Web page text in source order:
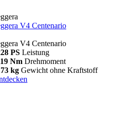
V4 Centenario
V4 Centenario
PS Leistung
Nm Drehmoment
kg Gewicht ohne Kraftstoff